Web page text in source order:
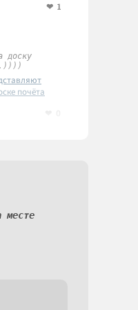
1
доску
почёта
месте